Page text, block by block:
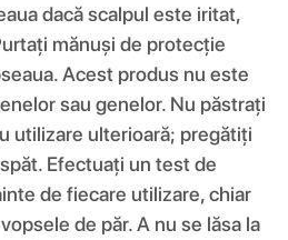
dacă scalpul este iritat,
mănuși de protecție
Acest produs nu este
sau genelor. Nu păstrați
utilizare ulterioară; pregătiți
Efectuați un test de
de fiecare utilizare, chiar
de păr. A nu se lăsa la